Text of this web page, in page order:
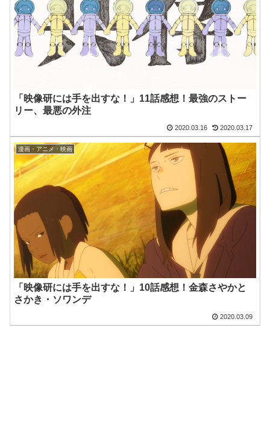
「映像研には手を出すな！」11話感想！最強のストー
リー、最悪の外注
2020.03.16 2020.03.17
漫画・アニメ・映画
「映像研には手を出すな！」10話感想！金森さやかと
さかき・ソワンデ
2020.03.09